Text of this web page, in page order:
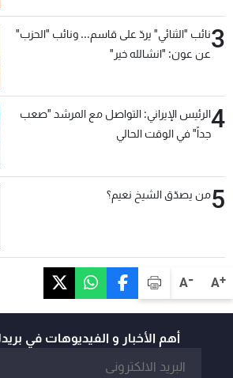
A+
A-
3نائب "الثنائي" يردّ على قاسم... ونائب "الحزب"
عن عون: "انشالله خير"
4الرئيس الإيراني: التواصل مع المرشد "صعب
جداً" في الوقت الحالي
5من يصدّق الشيخ نعيم؟
أهم الأخبار و الفيديوهات في